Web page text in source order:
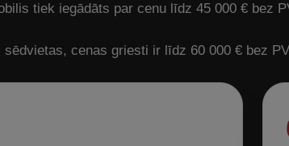
tiek iegādāts par cenu līdz 45 000 € bez
cenas griesti ir līdz 60 000 € bez